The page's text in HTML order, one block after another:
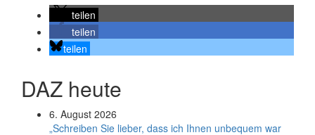
teilen
teilen
teilen
DAZ heute
6. August 2026
„Schreiben Sie lieber, dass ich Ihnen unbequem war